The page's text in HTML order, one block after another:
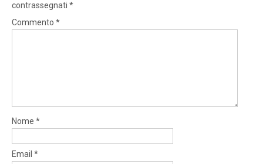
contrassegnati *
Commento *
Nome *
Email *